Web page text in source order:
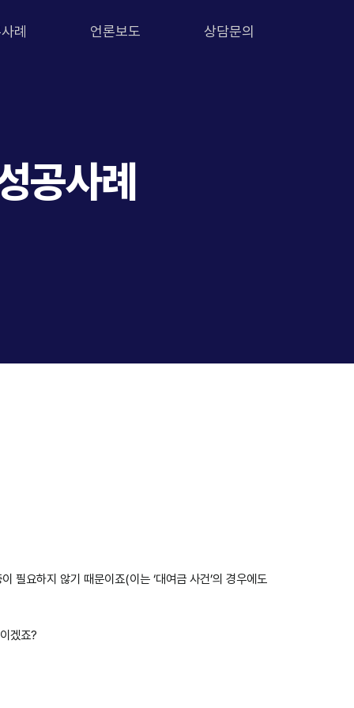
례 언론보도 상담문의
공사례
필요하지 않기 때문이죠(이는 ‘대여금 사건’의 경우에도
겠죠?